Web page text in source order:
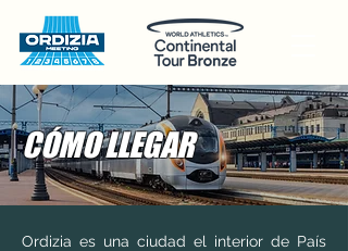
CÓMO LLEGAR
Ordizia es una ciudad el interior de País